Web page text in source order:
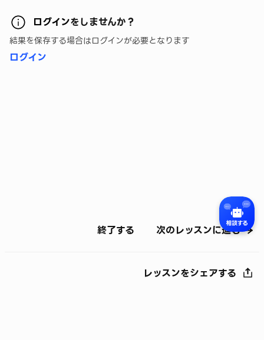
ログインをしませんか？
結果を保存する場合はログインが必要となります
ログイン
終了する 次のレッスンに進む
レッスンをシェアする